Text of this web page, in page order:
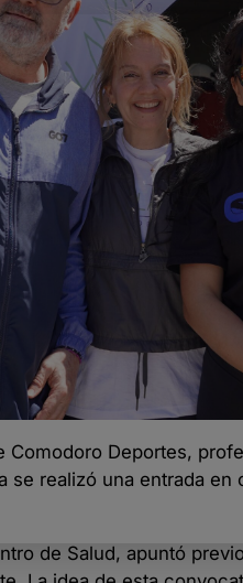
Deportes,
se realizó una entrada
de Salud, apuntó